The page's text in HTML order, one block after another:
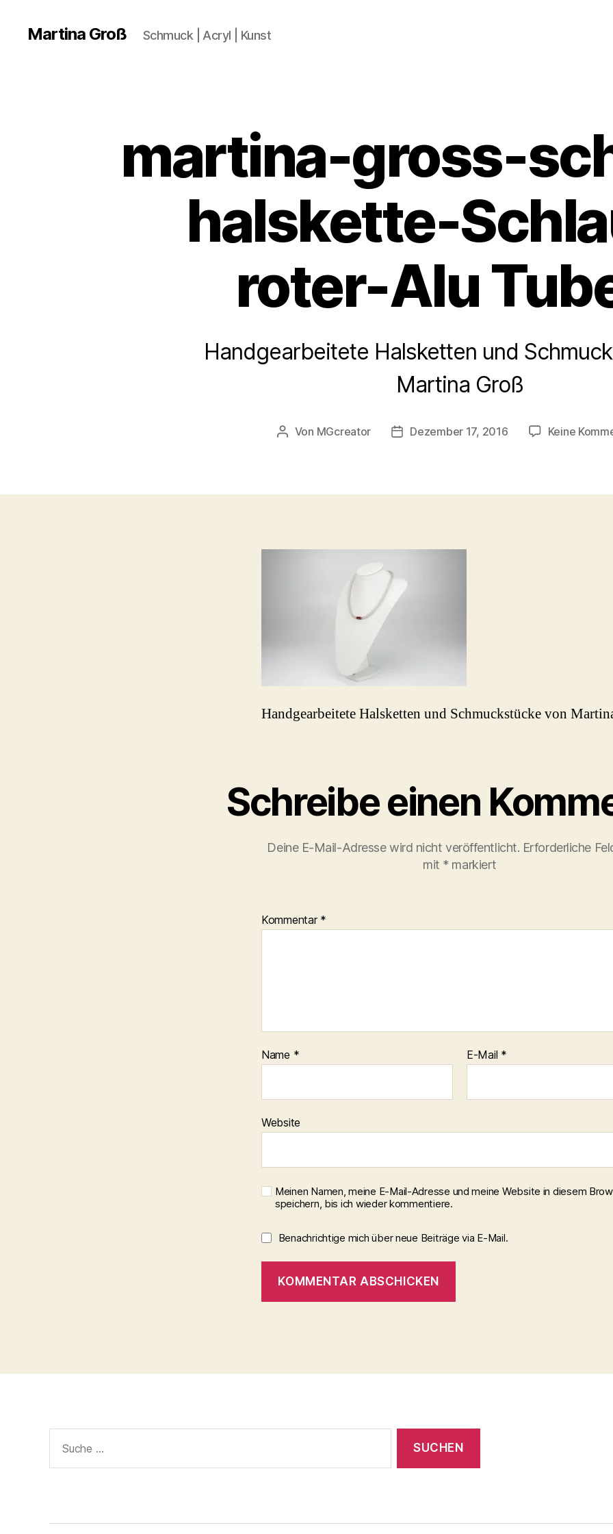
Martina Groß Schmuck | Acryl | Kunst
martina-gross-
halskette-
roter-Alu
Handgearbeitete Halsketten und
Martina Groß
Beitragsautor
Von MGcreator Beitragsdatum
Dezember 17, 2016 Keine
Handgearbeitete Halsketten und Schmuckstücke von
Schreibe einen
Deine E-Mail-Adresse wird nicht veröffentlicht. Erforderliche
mit * markiert
Kommentar *
Name * E-Mail *
Website
Meinen Namen, meine E-Mail-Adresse und meine Website in diesem
speichern, bis ich wieder kommentiere.
Benachrichtige mich über neue Beiträge via E-Mail.
nach: